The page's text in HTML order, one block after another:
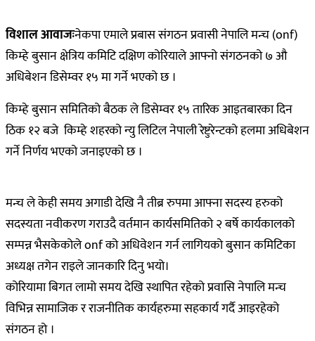
विशाल आवाजःनेकपा एमाले प्रबास संगठन प्रवासी नेपालि मन्च (onf)
किम्हे बुसान क्षेत्रिय कमिटि दक्षिण कोरियाले आफ्नो संगठनको ७ औ
अधिबेशन डिसेम्वर १५ मा गर्ने भएको छ ।
किम्हे बुसान समितिको बैठक ले डिसेम्वर १५ तारिक आइतबारका दिन
ठिक १२ बजे किम्हे शहरको न्यु लिटिल नेपाली रेष्टुरेन्टको हलमा अधिबेशन
गर्ने निर्णय भएको जनाइएको छ ।
मन्च ले केही समय अगाडी देखि नै तीब्र रुपमा आफ्ना सदस्य हरुको
सदस्यता नवीकरण गराउदै वर्तमान कार्यसमितिको २ बर्षे कार्यकालको
सम्पन्न भैसकेकोले onf को अधिवेशन गर्न लागियको बुसान कमिटिका
अध्यक्ष तगेन राइले जानकारि दिनु भयो।
कोरियामा बिगत लामो समय देखि स्थापित रहेको प्रवासि नेपालि मन्च
विभिन्न सामाजिक र राजनीतिक कार्यहरुमा सहकार्य गर्दै आइरहेको
संगठन हो ।